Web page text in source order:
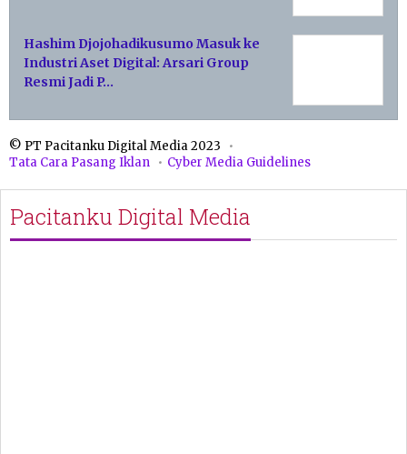
Hashim Djojohadikusumo Masuk ke
Industri Aset Digital: Arsari Group
Resmi Jadi P…
© PT Pacitanku Digital Media 2023
Tata Cara Pasang Iklan
Cyber Media Guidelines
Pacitanku Digital Media